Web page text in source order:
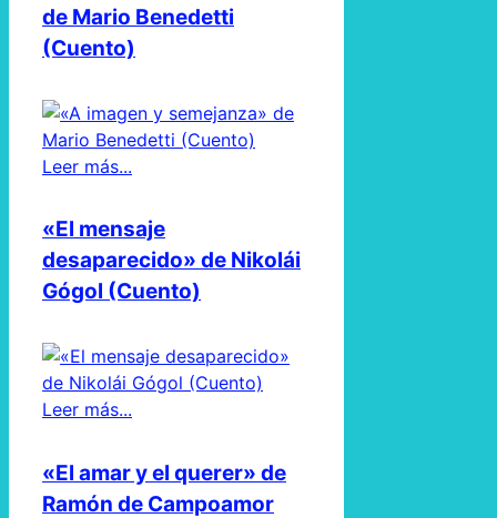
de Mario Benedetti
(Cuento)
Leer más...
«El mensaje
desaparecido» de Nikolái
Gógol (Cuento)
Leer más...
«El amar y el querer» de
Ramón de Campoamor